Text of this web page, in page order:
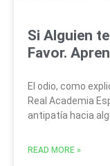
Si Alguien
Favor.
El odio, como
Real Academia
antipatía hacia
READ MORE »